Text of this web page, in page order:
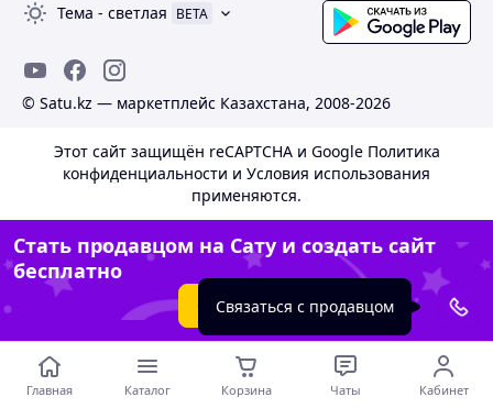
Тема - светлая BETA
© Satu.kz — маркетплейс Казахстана, 2008-2026
Этот сайт защищён reCAPTCHA и Google Политика
конфиденциальности и Условия использования
применяются.
Стать продавцом на Сату и создать сайт
бесплатно
Создать сайт
Главная Каталог Корзина Чаты Кабинет
Связаться с продавцом